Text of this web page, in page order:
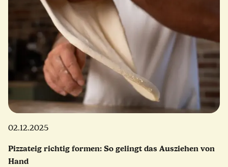
02.12.2025
Pizzateig richtig formen: So gelingt das Ausziehen von
Hand